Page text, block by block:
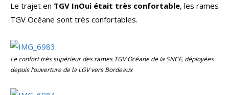
Le trajet en TGV InOui était très confortable, les rames
TGV Océane sont très confortables.
Le confort très supérieur des rames TGV Océane de la SNCF, déployées
depuis l’ouverture de la LGV vers Bordeaux